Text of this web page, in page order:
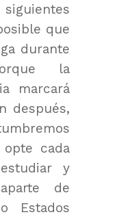
que
durante
la
marcará
después,
cada
y
de
Estados